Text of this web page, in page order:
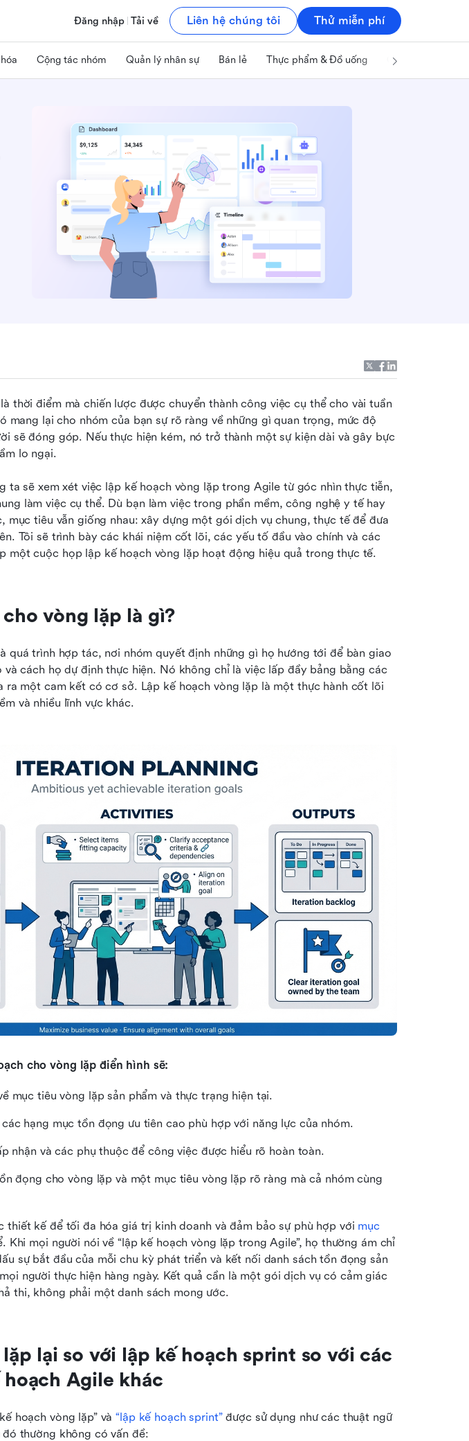
Đăng nhập Tải về Liên hệ chúng tôi Thử miễn phí
Cộng tác nhóm Quản lý nhân sự Bán lẻ Thực phẩm & Đồ uống Công nghệ & IT
là thời điểm mà chiến lược được chuyển thành công việc cụ thể cho vài tuần
mang lại cho nhóm của bạn sự rõ ràng về những gì quan trọng, mức độ
sẽ đóng góp. Nếu thực hiện kém, nó trở thành một sự kiện dài và gây bực
lo ngại.
ta sẽ xem xét việc lập kế hoạch vòng lặp trong Agile từ góc nhìn thực tiễn,
làm việc cụ thể. Dù bạn làm việc trong phần mềm, công nghệ y tế hay
mục tiêu vẫn giống nhau: xây dựng một gói dịch vụ chung, thực tế để đưa
Tôi sẽ trình bày các khái niệm cốt lõi, các yếu tố đầu vào chính và các
một cuộc họp lập kế hoạch vòng lặp hoạt động hiệu quả trong thực tế.
vòng lặp là gì?
quá trình hợp tác, nơi nhóm quyết định những gì họ hướng tới để bàn giao
cách họ dự định thực hiện. Nó không chỉ là việc lấp đầy bảng bằng các
ra một cam kết có cơ sở. Lập kế hoạch vòng lặp là một thực hành cốt lõi
và nhiều lĩnh vực khác.
cho vòng lặp điển hình sẽ:
mục tiêu vòng lặp sản phẩm và thực trạng hiện tại.
hạng mục tồn đọng ưu tiên cao phù hợp với năng lực của nhóm.
nhận và các phụ thuộc để công việc được hiểu rõ hoàn toàn.
đọng cho vòng lặp và một mục tiêu vòng lặp rõ ràng mà cả nhóm cùng
thiết kế để tối đa hóa giá trị kinh doanh và đảm bảo sự phù hợp với mục
Khi mọi người nói về “lập kế hoạch vòng lặp trong Agile”, họ thường ám chỉ
sự bắt đầu của mỗi chu kỳ phát triển và kết nối danh sách tồn đọng sản
người thực hiện hàng ngày. Kết quả cần là một gói dịch vụ có cảm giác
thi, không phải một danh sách mong ước.
lại so với lập kế hoạch sprint so với các
Agile khác
hoạch vòng lặp” và “lập kế hoạch sprint” được sử dụng như các thuật ngữ
thường không có vấn đề: